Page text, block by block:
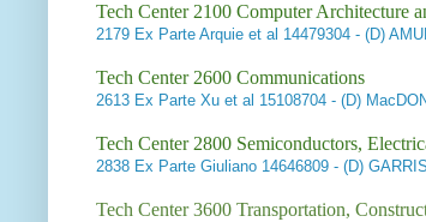
Tech Center 2100 Computer Architecture
2179 Ex Parte Arquie et al 14479304 - (D)
Tech Center 2600 Communications
2613 Ex Parte Xu et al 15108704 - (D)
Tech Center 2800 Semiconductors,
2838 Ex Parte Giuliano 14646809 - (D) GARRIS
Tech Center 3600 Transportation,